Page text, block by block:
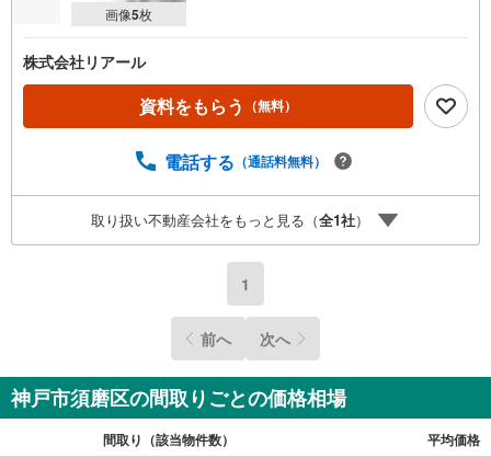
画像5枚
株式会社リアール
資料をもらう （無料）
電話する （通話料無料）
取り扱い不動産会社をもっと見る（全1社）
1
前へ 次へ
神戸市須磨区の間取りごとの価格相場
間取り（該当物件数） 平均価格